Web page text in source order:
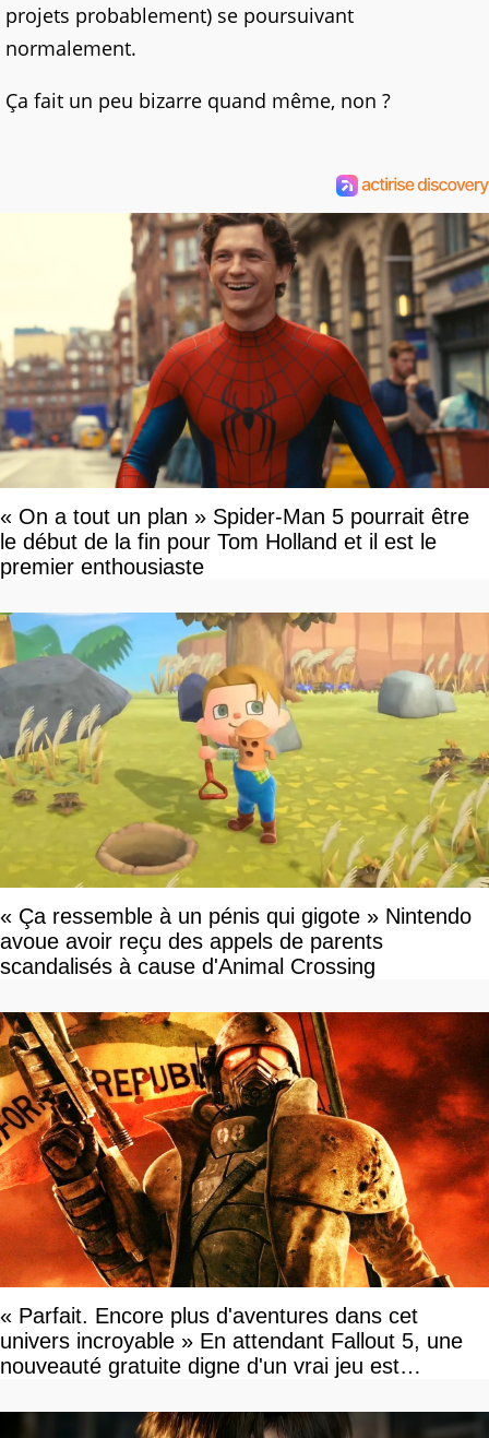
projets probablement) se poursuivant
normalement.
Ça fait un peu bizarre quand même, non ?
« On a tout un plan » Spider-Man 5 pourrait être
le début de la fin pour Tom Holland et il est le
premier enthousiaste
« Ça ressemble à un pénis qui gigote » Nintendo
avoue avoir reçu des appels de parents
scandalisés à cause d'Animal Crossing
« Parfait. Encore plus d'aventures dans cet
univers incroyable » En attendant Fallout 5, une
nouveauté gratuite digne d'un vrai jeu est